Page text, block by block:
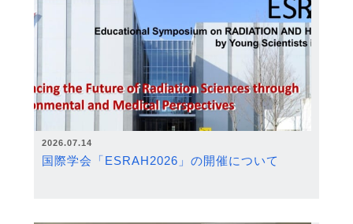
2026.07.14
国際学会「ESRAH2026」の開催について